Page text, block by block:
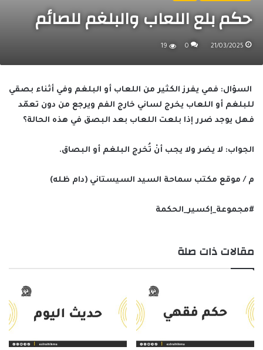
حكم بلع اللعاب والبلغم للصائم
21/03/2025
0
19
السؤال: فمي يفرز الكثير من اللعاب أو البلغم وفي أثناء بصقي
للبلغم أو اللعاب يخرج لساني خارج الفم ويرجع من دون تعمّد
فهل يوجد ضرر إذا بلعت اللعاب بعد البصق في هذه الحالة؟
الجواب: لا يضر ولا يجب أنْ تُخرج البلغم أو البصاق.
م / موقع مكتب سماحة السيد السيستاني (دام ظله)
#مجموعة_إكسير_الحكمة
مقالات ذات صلة